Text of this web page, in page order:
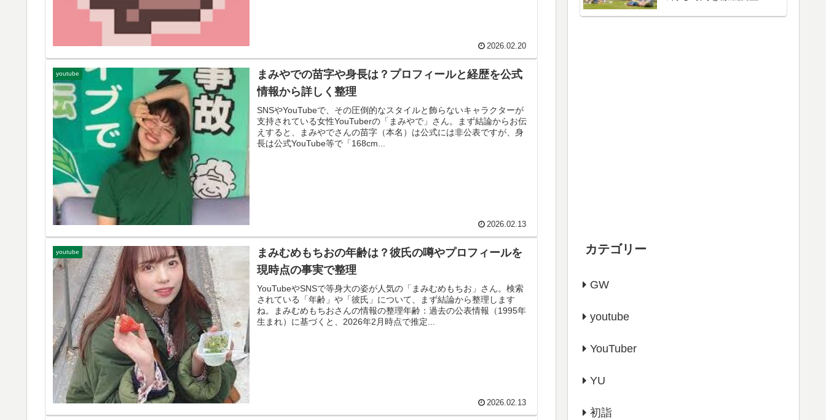
2026.02.20
youtube
まみやでの苗字や身長は？プロフィールと経歴を公式
情報から詳しく整理
SNSやYouTubeで、その圧倒的なスタイルと飾らないキャラクターが
支持されている女性YouTuberの「まみやで」さん。まず結論からお伝
えすると、まみやでさんの苗字（本名）は公式には非公表ですが、身
長は公式YouTube等で「168cm...
2026.02.13
youtube
まみむめもちおの年齢は？彼氏の噂やプロフィールを
現時点の事実で整理
YouTubeやSNSで等身大の姿が人気の「まみむめもちお」さん。検索
されている「年齢」や「彼氏」について、まず結論から整理します
ね。まみむめもちおさんの情報の整理年齢：過去の公表情報（1995年
生まれ）に基づくと、2026年2月時点で推定...
2026.02.13
カテゴリー
GW
youtube
YouTuber
YU
初詣